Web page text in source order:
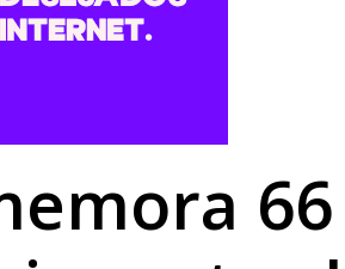
as 17h neste sábado de véspera de